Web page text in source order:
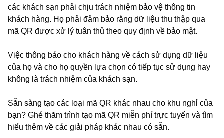
các khách sạn phải chịu trách nhiệm bảo vệ thông tin
khách hàng. Họ phải đảm bảo rằng dữ liệu thu thập qua
mã QR được xử lý tuân thủ theo quy định về bảo mật.
Việc thông báo cho khách hàng về cách sử dụng dữ liệu
của họ và cho họ quyền lựa chọn có tiếp tục sử dụng hay
không là trách nhiệm của khách sạn.
Sẵn sàng tạo các loại mã QR khác nhau cho khu nghỉ của
bạn? Ghé thăm trình tạo mã QR miễn phí trực tuyến và tìm
hiểu thêm về các giải pháp khác nhau có sẵn.